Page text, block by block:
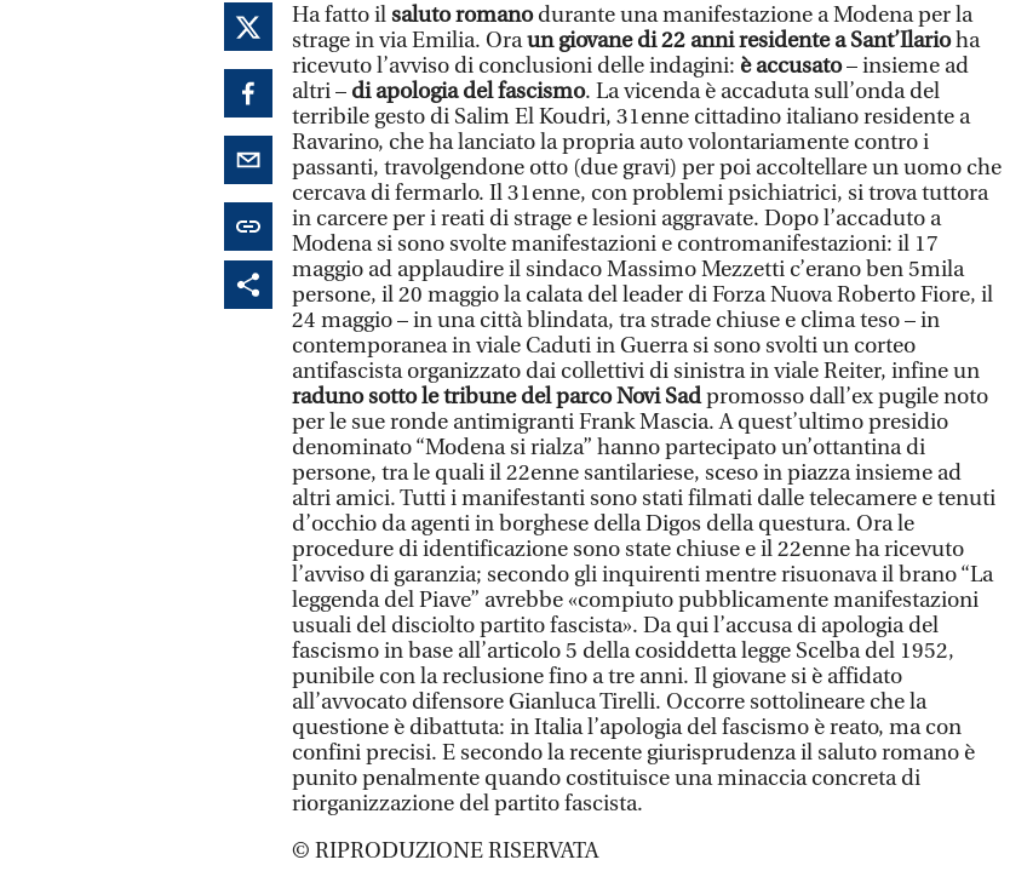
Ha fatto ilsaluto romanodurante una manifestazione a Modena per la
strage in via Emilia. Oraun giovane di 22 anni residente a Sant’Ilarioha
ricevuto l’avviso di conclusioni delle indagini: è accusato– insieme ad
altri – di apologia del fascismo. La vicenda è accaduta sull’onda del
terribile gesto di Salim El Koudri, 31enne cittadino italiano residente a
Ravarino, che ha lanciato la propria auto volontariamente contro i
passanti, travolgendone otto (due gravi) per poi accoltellare un uomo che
cercava di fermarlo. Il 31enne, con problemi psichiatrici, si trova tuttora
in carcere per i reati di strage e lesioni aggravate. Dopo l’accaduto a
Modena si sono svolte manifestazioni e contromanifestazioni: il 17
maggio ad applaudire il sindaco Massimo Mezzetti c’erano ben 5mila
persone, il 20 maggio la calata del leader di Forza Nuova Roberto Fiore, il
24 maggio – in una città blindata, tra strade chiuse e clima teso – in
contemporanea in viale Caduti in Guerra si sono svolti un corteo
antifascista organizzato dai collettivi di sinistra in viale Reiter, infine un
raduno sotto le tribune del parco Novi Sadpromosso dall’ex pugile noto
per le sue ronde antimigranti Frank Mascia. A quest’ultimo presidio
denominato “Modena si rialza” hanno partecipato un’ottantina di
persone, tra le quali il 22enne santilariese, sceso in piazza insieme ad
altri amici. Tutti i manifestanti sono stati filmati dalle telecamere e tenuti
d’occhio da agenti in borghese della Digos della questura. Ora le
procedure di identificazione sono state chiuse e il 22enne ha ricevuto
l’avviso di garanzia; secondo gli inquirenti mentre risuonava il brano “La
leggenda del Piave” avrebbe «compiuto pubblicamente manifestazioni
usuali del disciolto partito fascista». Da qui l’accusa di apologia del
fascismo in base all’articolo 5 della cosiddetta legge Scelba del 1952,
punibile con la reclusione fino a tre anni. Il giovane si è affidato
all’avvocato difensore Gianluca Tirelli. Occorre sottolineare che la
questione è dibattuta: in Italia l’apologia del fascismo è reato, ma con
confini precisi. E secondo la recente giurisprudenza il saluto romano è
punito penalmente quando costituisce una minaccia concreta di
riorganizzazione del partito fascista.
© RIPRODUZIONE RISERVATA